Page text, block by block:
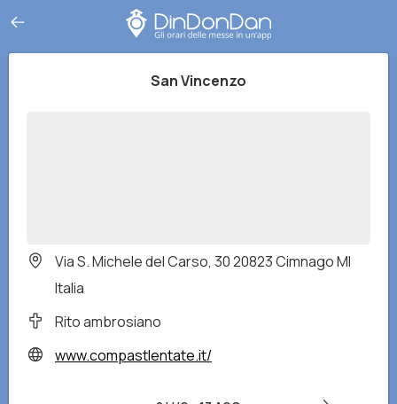
San Vincenzo
Via S. Michele del Carso, 30 20823 Cimnago MI
Italia
Rito ambrosiano
www.compastlentate.it/